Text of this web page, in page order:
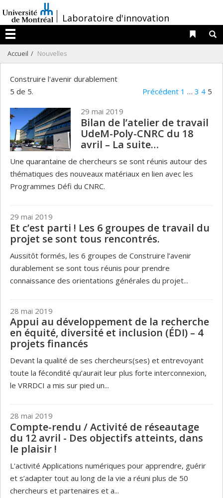
au
contenu
/Laboratoire d'innovation
Menu
Liens
Accueil Nouvelles
Construire l'avenir durablement
5 de 5.
Précédent 1 … 3 4 5
29 mai 2019
Bilan de l’atelier de travail
UdeM-Poly-CNRC du 18
avril – La suite…
Une quarantaine de chercheurs se sont réunis autour des
thématiques des nouveaux matériaux en lien avec les
Programmes Défi du CNRC.
29 mai 2019
Et c’est parti ! Les 6 groupes de travail du
projet se sont tous rencontrés.
Aussitôt formés, les 6 groupes de Construire l’avenir
durablement se sont tous réunis pour prendre
connaissance des orientations générales du projet...
28 mai 2019
Appui au développement de la recherche
en équité, diversité et inclusion (ÉDI) – 4
projets financés
Devant la qualité de ses chercheurs(ses) et entrevoyant
toute la fécondité qu’aurait leur plus forte interconnexion,
le VRRDCI a mis sur pied un...
28 mai 2019
Compte-rendu / Activité de réseautage
du 12 avril - Des objectifs atteints, dans
le plaisir !
L'activité Applications numériques pour apprendre, guérir
et s’adapter tout au long de la vie a réuni plus de 50
chercheurs et partenaires et a...